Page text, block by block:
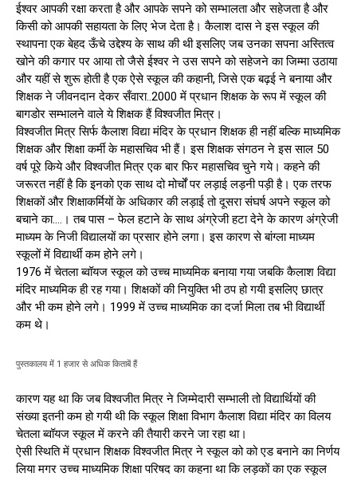
ईश्वर आपकी रक्षा करता है और आपके सपने को सम्भालता और सहेजता है और
किसी को आपकी सहायता के लिए भेज देता है। कैलाश दास ने इस स्कूल की
स्थापना एक बेहद ऊँचे उद्देश्य के साथ की थी इसलिए जब उनका सपना अस्तित्व
खोने की कगार पर आया तो जैसे ईश्वर ने उस सपने को सहेजने का जिम्मा उठाया
और यहीं से शुरू होती है एक ऐसे स्कूल की कहानी, जिसे एक बढ़ई ने बनाया और
शिक्षक ने जीवनदान देकर सँवारा..2000 में प्रधान शिक्षक के रूप में स्कूल की
बागडोर सम्भालने वाले ये शिक्षक हैं विश्वजीत मित्र।
विश्वजीत मित्र सिर्फ कैलाश विद्या मंदिर के प्रधान शिक्षक ही नहीं बल्कि माध्यमिक
शिक्षक और शिक्षा कर्मी के महासचिव भी हैं। इस शिक्षक संगठन ने इस साल 50
वर्ष पूरे किये और विश्वजीत मित्र एक बार फिर महासचिव चुने गये। कहने की
जरूरत नहीं है कि इनको एक साथ दो मोर्चों पर लड़ाई लड़नी पड़ी है। एक तरफ
शिक्षकों और शिक्षाकर्मियों के अधिकार की लड़ाई तो दूसरा संघर्ष अपने स्कूल को
बचाने का….। तब पास – फेल हटाने के साथ अंग्रेजी हटा देने के कारण अंग्रेजी
माध्यम के निजी विद्यालयों का प्रसार होने लगा। इस कारण से बांग्ला माध्यम
स्कूलों में विद्यार्थी कम होने लगे।
1976 में चेतला ब्वॉयज स्कूल को उच्च माध्यमिक बनाया गया जबकि कैलाश विद्या
मंदिर माध्यमिक ही रह गया। शिक्षकों की नियुक्ति भी ठप हो गयी इसलिए छात्र
और भी कम होने लगे। 1999 में उच्च माध्यमिक का दर्जा मिला तब भी विद्यार्थी
कम थे।
पुस्तकालय में 1 हजार से अधिक किताबें हैं
कारण यह था कि जब विश्वजीत मित्र ने जिम्मेदारी सम्भाली तो विद्यार्थियों की
संख्या इतनी कम हो गयी थी कि स्कूल शिक्षा विभाग कैलाश विद्या मंदिर का विलय
चेतला ब्वॉयज स्कूल में करने की तैयारी करने जा रहा था।
ऐसी स्थिति में प्रधान शिक्षक विश्वजीत मित्र ने स्कूल को को एड बनाने का निर्णय
लिया मगर उच्च माध्यमिक शिक्षा परिषद का कहना था कि लड़कों का एक स्कूल